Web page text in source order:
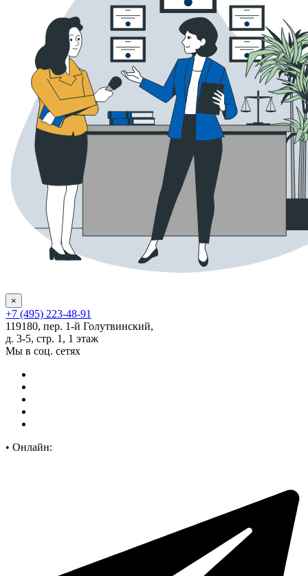
×
+7 (495) 223-48-91
119180, пер. 1-й Голутвинский,
д. 3-5, стр. 1, 1 этаж
Мы в соц. сетях
• Онлайн: